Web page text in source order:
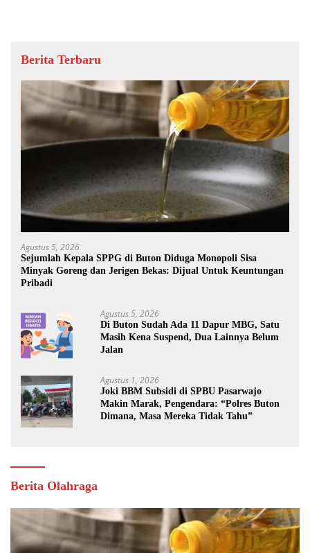
Berita Terbaru
Agustus 5, 2026
Sejumlah Kepala SPPG di Buton Diduga Monopoli Sisa
Minyak Goreng dan Jerigen Bekas: Dijual Untuk Keuntungan
Pribadi
Agustus 5, 2026
Di Buton Sudah Ada 11 Dapur MBG, Satu
Masih Kena Suspend, Dua Lainnya Belum
Jalan
Agustus 1, 2026
Joki BBM Subsidi di SPBU Pasarwajo
Makin Marak, Pengendara: “Polres Buton
Dimana, Masa Mereka Tidak Tahu”
Berita Olahraga